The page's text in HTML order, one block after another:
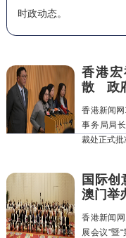
时政动态。
香港
散 政
香港新闻
事务局局
裁处正式批
国际创
澳门举
香港新闻
展会议”暨